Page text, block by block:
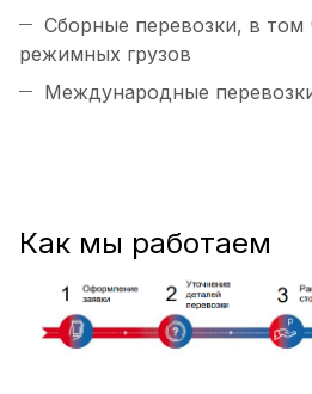
Сборные перевозки, в том
режимных грузов
Международные
Как мы работаем